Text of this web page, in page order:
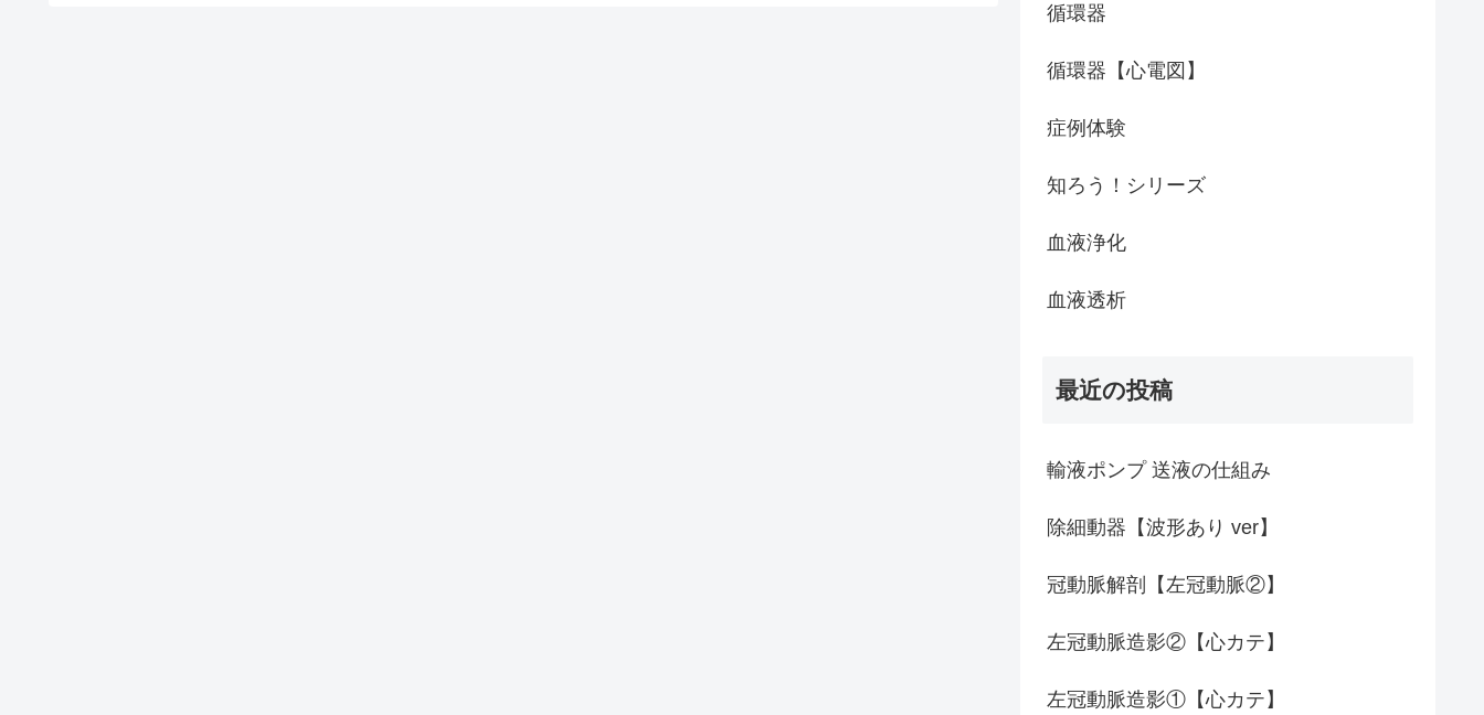
循環器
循環器【心電図】
症例体験
知ろう！シリーズ
血液浄化
血液透析
最近の投稿
輸液ポンプ 送液の仕組み
除細動器【波形あり ver】
冠動脈解剖【左冠動脈②】
左冠動脈造影②【心カテ】
左冠動脈造影①【心カテ】